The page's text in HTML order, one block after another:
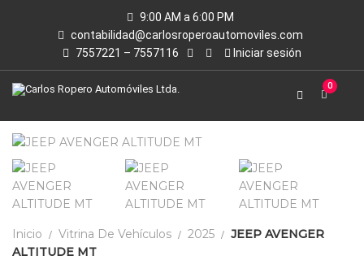
9:00 AM a 6:00 PM
contabilidad@carlosroperoautomoviles.com
7557221 – 7557116
Iniciar sesión
0
Inicio Vitrina De Vehículos 2025
JEEP AVENGER
ALTITUDE MT